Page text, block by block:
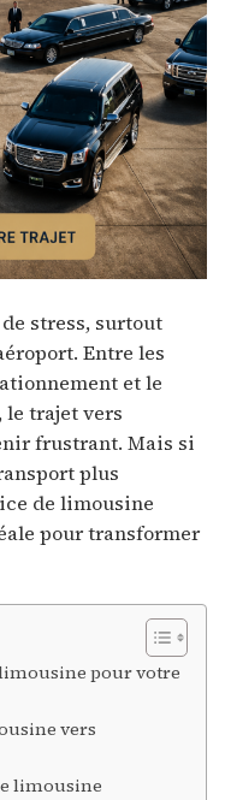
stress, surtout
Entre les
et le
le trajet vers
frustrant. Mais si
plus
de limousine
pour transformer
pour votre
vers
limousine